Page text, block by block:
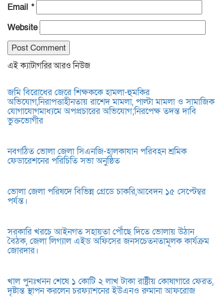
Email *
Website
এই ক্যাটাগরির আরও নিউজ
জমি বিরোধের জেরে শিক্ষককে হামলা-হুমকির
অভিযোগ,নিরাপত্তাহীনতায় রাশেদ মামলা, পাল্টা মামলা ও সামাজিক
যোগাযোগমাধ্যমে অপপ্রচারের অভিযোগ;নিরপেক্ষ তদন্ত দাবি
ভুক্তভোগীর
নবগঠিত ভোলা জেলা সিএনজি-হালকাযান পরিবহন শ্রমিক
ফেডারেশনের পরিচিতি সভা অনুষ্ঠিত
ভোলা জেলা পরিষদে বিভিন্ন গ্রেডে চাকরি,আবেদন ১৫ সেপ্টেম্বর
পর্যন্ত।
সরকারি খরচে আইনগত সহায়তা পৌঁছে দিতে ভোলায় উঠান
বৈঠক, জেলা লিগ্যাল এইড অফিসের জনসচেতনতামূলক কার্যক্রম
জোরদার।
খাল পুনঃখনন শেষে ১ কোটি ২ লাখ টাকা রাষ্ট্রীয় কোষাগারে ফেরত,
দৃষ্টান্ত স্থাপন করলেন চরফ্যাশনের ইউএনও রুমানা আফরোজ